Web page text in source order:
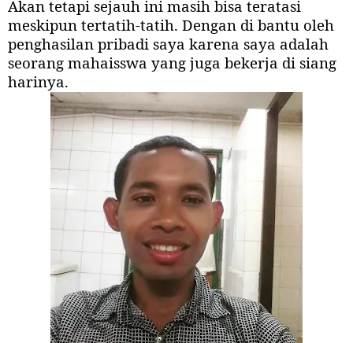
Akan tetapi sejauh ini masih bisa teratasi
meskipun tertatih-tatih. Dengan di bantu oleh
penghasilan pribadi saya karena saya adalah
seorang mahaisswa yang juga bekerja di siang
harinya.